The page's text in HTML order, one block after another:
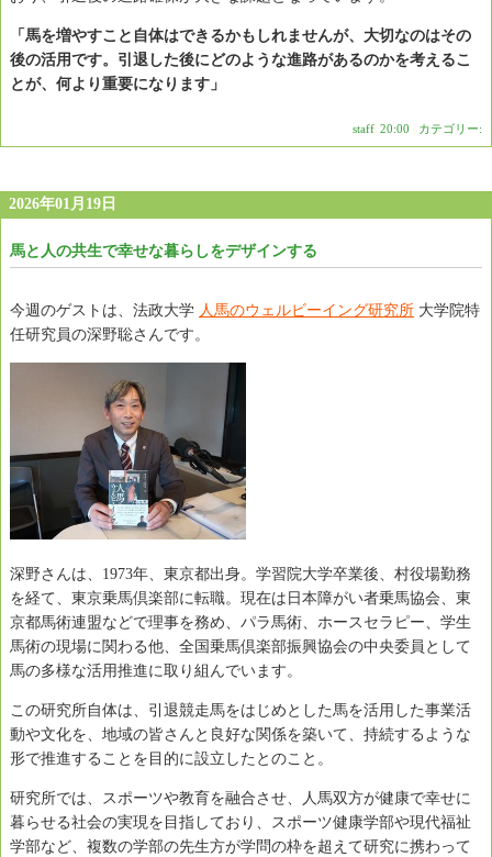
「馬を増やすこと自体はできるかもしれませんが、大切なのはその
後の活用です。引退した後にどのような進路があるのかを考えるこ
とが、何より重要になります」
staff 20:00 カテゴリー:
2026年01月19日
馬と人の共生で幸せな暮らしをデザインする
今週のゲストは、法政大学 人馬のウェルビーイング研究所 大学院特
任研究員の深野聡さんです。
深野さんは、1973年、東京都出身。学習院大学卒業後、村役場勤務
を経て、東京乗馬倶楽部に転職。現在は日本障がい者乗馬協会、東
京都馬術連盟などで理事を務め、パラ馬術、ホースセラピー、学生
馬術の現場に関わる他、全国乗馬倶楽部振興協会の中央委員として
馬の多様な活用推進に取り組んでいます。
この研究所自体は、引退競走馬をはじめとした馬を活用した事業活
動や文化を、地域の皆さんと良好な関係を築いて、持続するような
形で推進することを目的に設立したとのこと。
研究所では、スポーツや教育を融合させ、人馬双方が健康で幸せに
暮らせる社会の実現を目指しており、スポーツ健康学部や現代福祉
学部など、複数の学部の先生方が学問の枠を超えて研究に携わって